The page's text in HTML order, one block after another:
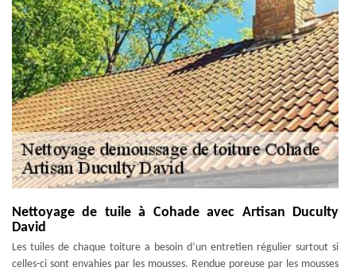
Nettoyage de tuile à Cohade avec Artisan Duculty
David
Les tuiles de chaque toiture a besoin d’un entretien régulier surtout si
celles-ci sont envahies par les mousses. Rendue poreuse par les mousses